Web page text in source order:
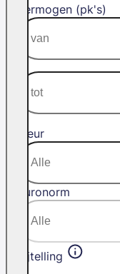
Vermogen (pk's)
Kleur
Euronorm
Bijtelling